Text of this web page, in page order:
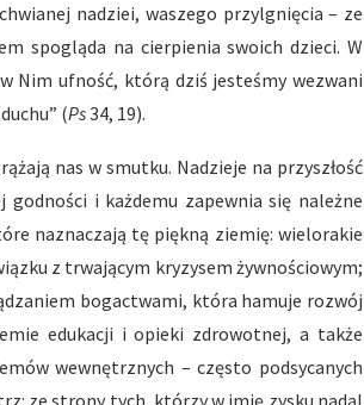
nadziei, waszego przylgnięcia – ze
spogląda na cierpienia swoich dzieci. W
Nim ufność, którą dziś jesteśmy wezwani
(Ps34, 19).
nas w smutku. Nadzieje na przyszłość
i każdemu zapewnia się należne
naznaczają tę piękną ziemię: wielorakie
z trwającym kryzysem żywnościowym;
bogactwami, która hamuje rozwój
edukacji i opieki zdrowotnej, a także
wewnętrznych – często podsycanych
ze strony tych, którzy w imię zysku nadal